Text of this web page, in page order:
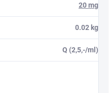
20 mg
0.02 kg
Q (2,5,-/ml)